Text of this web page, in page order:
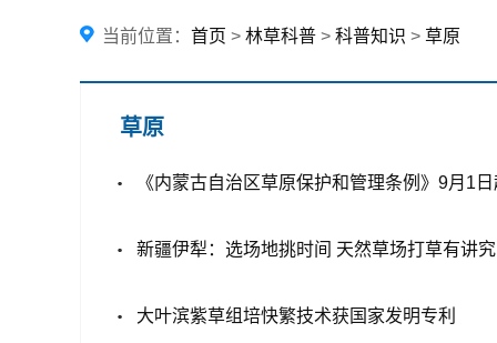
当前位置： 首页 > 林草科普 > 科普知识 > 草原
草原
《内蒙古自治区草原保护和管理条例》9月1
新疆伊犁：选场地挑时间 天然草场打草有讲究
大叶滨紫草组培快繁技术获国家发明专利